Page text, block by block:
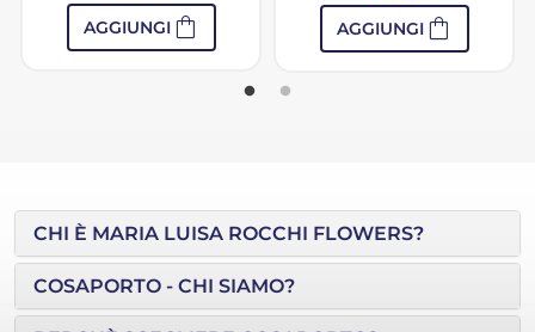
AGGIUNGIshopping_bag
AGGIUNGIshopping_bag
CHI È MARIA LUISA ROCCHI FLOWERS?
COSAPORTO - CHI SIAMO?